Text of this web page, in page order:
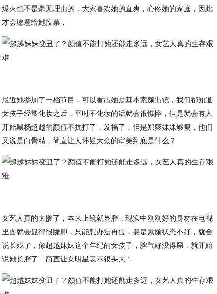
爆火也不是毫无理由的，大家喜欢她的直爽，心疼她的家庭，因此
才会愿意给她投票，
最近她参加了一档节目，可以看出她是基本素颜出镜，我们都知道
女孩子经常化妆之后，平时不化妆的话就会很憔悴，但是就会有人
开始黑杨超越的颜值不抗打了，发福了，但是郑爽妹妹够瘦，他们
又说是白骨精，简直让人怀疑大众的审美到底是什么？
女艺人真的太惨了，本来上镜就显胖，现实中刚刚好的身材在电视
里面就会显得很臃肿，只能想办法再瘦，要是素颜状态不好，就会
说长残了，像超越妹妹这个年纪的女孩子，脾气好没得黑，就开始
说她长胖了，简直让女明星表示很头大！